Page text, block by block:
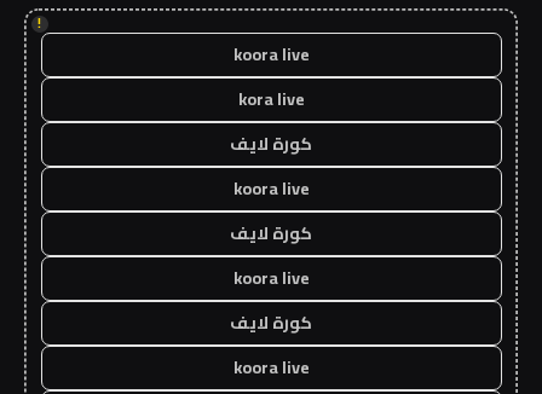
!
koora live
kora live
كورة لايف
koora live
كورة لايف
koora live
كورة لايف
koora live